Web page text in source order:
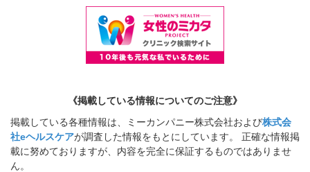
《掲載している情報についてのご注意》
掲載している各種情報は、ミーカンパニー株式会社および株式会
社eヘルスケアが調査した情報をもとにしています。 正確な情報掲
載に努めておりますが、内容を完全に保証するものではありませ
ん。